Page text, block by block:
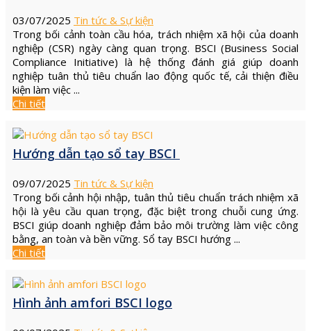
03/07/2025 Tin tức & Sự kiện
Trong bối cảnh toàn cầu hóa, trách nhiệm xã hội của doanh
nghiệp (CSR) ngày càng quan trọng. BSCI (Business Social
Compliance Initiative) là hệ thống đánh giá giúp doanh
nghiệp tuân thủ tiêu chuẩn lao động quốc tế, cải thiện điều
kiện làm việc ...
Chi tiết
Hướng dẫn tạo sổ tay BSCI
09/07/2025 Tin tức & Sự kiện
Trong bối cảnh hội nhập, tuân thủ tiêu chuẩn trách nhiệm xã
hội là yêu cầu quan trọng, đặc biệt trong chuỗi cung ứng.
BSCI giúp doanh nghiệp đảm bảo môi trường làm việc công
bằng, an toàn và bền vững. Sổ tay BSCI hướng ...
Chi tiết
Hình ảnh amfori BSCI logo